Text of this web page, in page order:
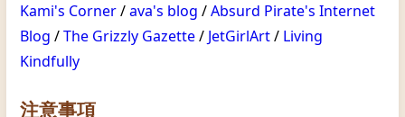
Kami's Corner/ava's blog /Absurd Pirate's Internet
Blog /The Grizzly Gazette/ JetGirlArt/ Living
Kindfully
注意事項